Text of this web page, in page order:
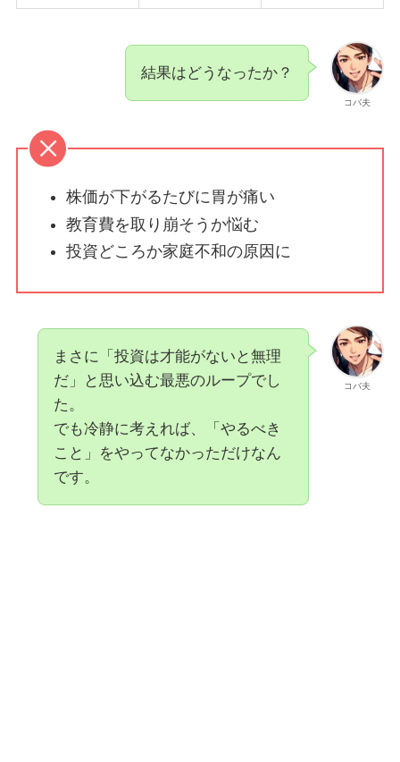
コバ夫
結果はどうなったか？
株価が下がるたびに胃が痛い
教育費を取り崩そうか悩む
投資どころか家庭不和の原因に
コバ夫
まさに「投資は才能がないと無理
だ」と思い込む最悪のループでし
た。
でも冷静に考えれば、「やるべき
こと」をやってなかっただけなん
です。